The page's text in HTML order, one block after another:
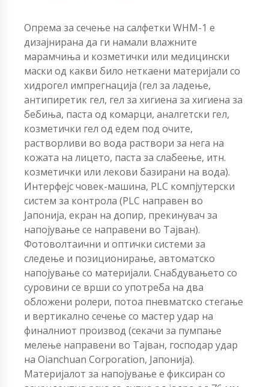
Опрема за сечење на салфетки WHM-1 е
дизајнирана да ги намали влажните
марамчиња и козметички или медицински
маски од какви било неткаени материјали со
хидрогел импрегнација (гел за ладење,
антипиретик гел, гел за хигиена за хигиена за
бебиња, паста од комарци, аналгетски гел,
козметички гел од едем под очите,
растворливи во вода раствори за нега на
кожата на лицето, паста за слабеење, итн.
козметички или лекови базирани на вода).
Интерфејс човек-машина, PLC компјутерски
систем за контрола (PLC направен во
Јапонија, екран на допир, прекинувач за
напојување се направени во Тајван).
Фотоволтаични и оптички системи за
следење и позиционирање, автоматско
напојување со материјали. Снабдувањето со
суровини се врши со употреба на два
обложени ролери, потоа пневматско стегање
и вертикално сечење со мастер удар на
финалниот производ (секачи за пумпање
мелење направени во Тајван, господар удар
на Oianchuan Corporation, Јапонија).
Материјалот за напојување е фиксиран со